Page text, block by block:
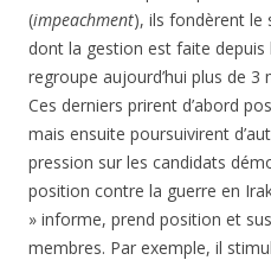
(impeachment), ils fondèrent le
dont la gestion est faite
regroupe aujourd’hui plus de 3
Ces derniers prirent d’abord
mais ensuite poursuivirent
pression sur les candidats
position contre la guerre en
» informe, prend position et
membres. Par exemple, il